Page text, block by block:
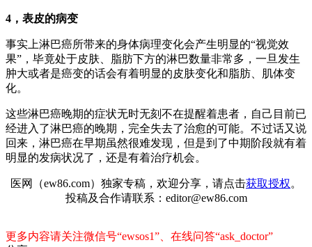
4 ，表皮的病变
事实上淋巴癌所带来的身体病理变化会产生明显的“视觉效
果”，毕竟处于皮肤、脂肪下方的淋巴数量非常多，一旦发生
肿大或者是癌变的话会有着明显的皮肤变化和脂肪、肌体变
化。
这些淋巴癌晚期的症状无时无刻不在提醒着患者，自己目前已
经进入了淋巴癌的晚期，完全失去了治愈的可能。不过话又说
回来，淋巴癌在早期虽然很难发现，但是到了中期阶段就有着
明显的发病状况了，还是有着治疗机会。
医网（ew86.com）独家专稿，欢迎分享，请点击获取授权。
投稿及合作请联系：editor@ew86.com
更多内容请关注微信号“ewsos1”、在线问答“ask_doctor”